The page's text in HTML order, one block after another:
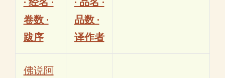
卷数 ·
跋序
品数 ·
译作者
佛说阿